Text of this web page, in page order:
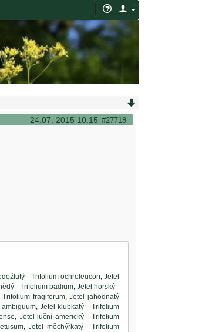
24.07. 2015 10:15 #27718
- Trifolium ochroleucon,Jetel
- Trifolium badium, Jetel horský -
fragiferum,Jetel jahodnatý
,Jetel klubkatý - Trifolium
, Jetel luční americký - Trifolium
,Jetel měchýřkatý - Trifolium